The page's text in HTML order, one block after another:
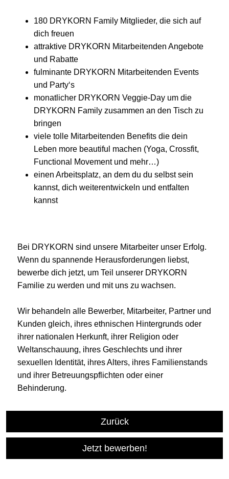
180 DRYKORN Family Mitglieder, die sich auf
dich freuen
attraktive DRYKORN Mitarbeitenden Angebote
und Rabatte
fulminante DRYKORN Mitarbeitenden Events
und Party‘s
monatlicher DRYKORN Veggie-Day um die
DRYKORN Family zusammen an den Tisch zu
bringen
viele tolle Mitarbeitenden Benefits die dein
Leben more beautiful machen (Yoga, Crossfit,
Functional Movement und mehr…)
einen Arbeitsplatz, an dem du du selbst sein
kannst, dich weiterentwickeln und entfalten
kannst
Bei DRYKORN sind unsere Mitarbeiter unser Erfolg.
Wenn du spannende Herausforderungen liebst,
bewerbe dich jetzt, um Teil unserer DRYKORN
Familie zu werden und mit uns zu wachsen.
Wir behandeln alle Bewerber, Mitarbeiter, Partner und
Kunden gleich, ihres ethnischen Hintergrunds oder
ihrer nationalen Herkunft, ihrer Religion oder
Weltanschauung, ihres Geschlechts und ihrer
sexuellen Identität, ihres Alters, ihres Familienstands
und ihrer Betreuungspflichten oder einer
Behinderung.
Zurück
Jetzt bewerben!